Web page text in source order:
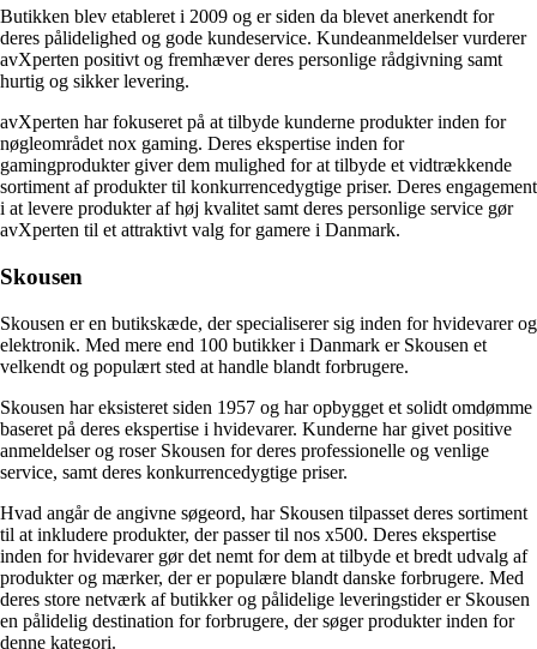
Butikken blev etableret i 2009 og er siden da blevet anerkendt for
deres pålidelighed og gode kundeservice. Kundeanmeldelser vurderer
avXperten positivt og fremhæver deres personlige rådgivning samt
hurtig og sikker levering.
avXperten har fokuseret på at tilbyde kunderne produkter inden for
nøgleområdet nox gaming. Deres ekspertise inden for
gamingprodukter giver dem mulighed for at tilbyde et vidtrækkende
sortiment af produkter til konkurrencedygtige priser. Deres engagement
i at levere produkter af høj kvalitet samt deres personlige service gør
avXperten til et attraktivt valg for gamere i Danmark.
Skousen
Skousen er en butikskæde, der specialiserer sig inden for hvidevarer og
elektronik. Med mere end 100 butikker i Danmark er Skousen et
velkendt og populært sted at handle blandt forbrugere.
Skousen har eksisteret siden 1957 og har opbygget et solidt omdømme
baseret på deres ekspertise i hvidevarer. Kunderne har givet positive
anmeldelser og roser Skousen for deres professionelle og venlige
service, samt deres konkurrencedygtige priser.
Hvad angår de angivne søgeord, har Skousen tilpasset deres sortiment
til at inkludere produkter, der passer til nos x500. Deres ekspertise
inden for hvidevarer gør det nemt for dem at tilbyde et bredt udvalg af
produkter og mærker, der er populære blandt danske forbrugere. Med
deres store netværk af butikker og pålidelige leveringstider er Skousen
en pålidelig destination for forbrugere, der søger produkter inden for
denne kategori.